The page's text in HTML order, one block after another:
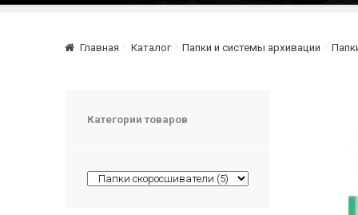
Главная Каталог Папки и системы архивации
Категории товаров